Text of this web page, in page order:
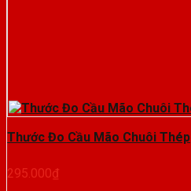
Thước Đo Cầu Mão Chuôi Thép
295.000₫